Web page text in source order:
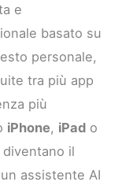
e
basato su
personale,
tra più app
più
iPhone, iPad o
il
assistente AI